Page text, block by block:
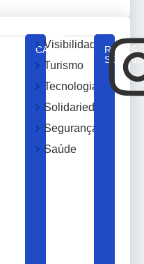
CATEGORIAS
Visibilidade
Turismo
Tecnologia
Solidariedade
Segurança
Saúde
REDES
SOCIAIS